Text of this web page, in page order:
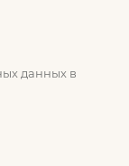
данных в